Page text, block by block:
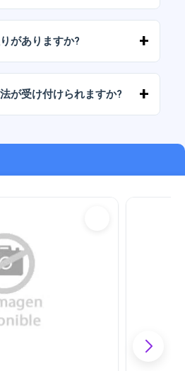
がありますか?
が受け付けられますか?
しています。